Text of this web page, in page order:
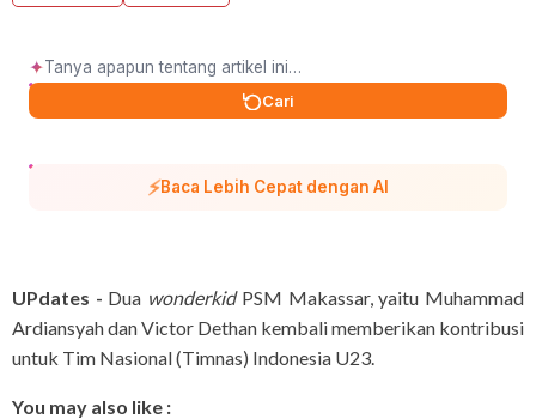
✦
Cari
⚡Baca Lebih Cepat dengan AI
UPdates - Dua wonderkidPSM Makassar, yaitu Muhammad
Ardiansyah dan Victor Dethan kembali memberikan kontribusi
untuk Tim Nasional (Timnas) Indonesia U23.
You may also like :